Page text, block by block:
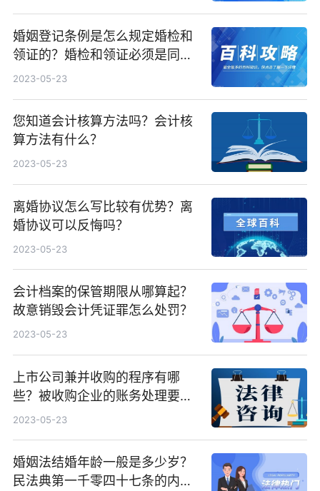
婚姻登记条例是怎么规定婚检和
领证的？婚检和领证必须是同一
天吗？
2023-05-23
您知道会计核算方法吗？会计核
算方法有什么？
2023-05-23
离婚协议怎么写比较有优势？离
婚协议可以反悔吗？
2023-05-23
会计档案的保管期限从哪算起？
故意销毁会计凭证罪怎么处罚？
2023-05-23
上市公司兼并收购的程序有哪
些？被收购企业的账务处理要点
是什么？
2023-05-23
婚姻法结婚年龄一般是多少岁？
民法典第一千零四十七条的内容